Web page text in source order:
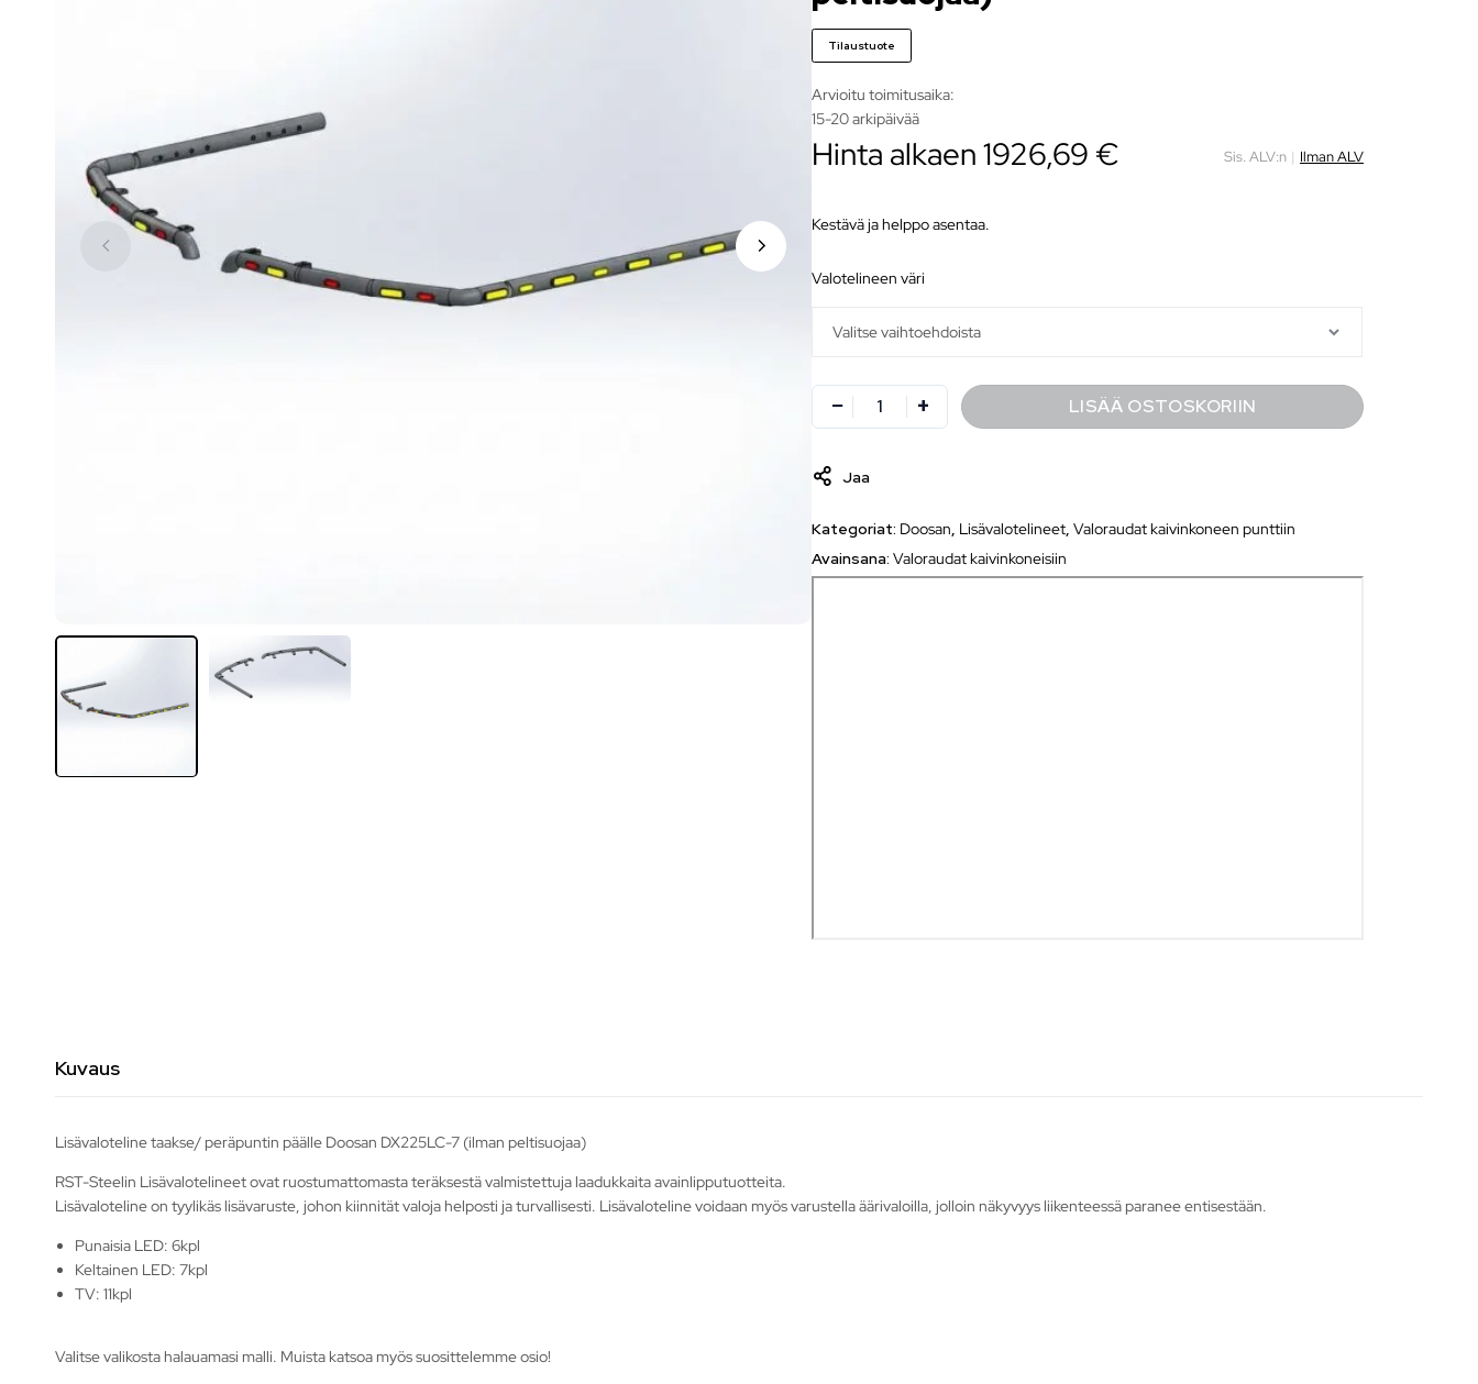
Tilaustuote
Arvioitu toimitusaika:
15-20 arkipäivää
Hinta alkaen 1926,69 € Sis. ALV:n | Ilman ALV
Kestävä ja helppo asentaa.
valotelineen väri
LISÄÄ OSTOSKORIIN
Jaa
Kategoriat: Doosan Lisävalotelineet ,Valoraudat kaivinkoneen punttiin
Avainsana:Valoraudat kaivinkoneisiin
Kuvaus
Lisävaloteline taakse/ peräpuntin päälle Doosan DX225LC-7 (ilman peltisuojaa)
RST-Steelin Lisävalotelineet ovat ruostumattomasta teräksestä valmistettuja laadukkaita avainlipputuotteita.
Lisävaloteline on tyylikäs lisävaruste, johon kiinnität valoja helposti ja turvallisesti. Lisävaloteline voidaan myös varustella äärivaloilla, jolloin näkyvyys liikenteessä paranee entisestään.
Punaisia LED: 6kpl
Keltainen LED: 7kpl
TV: 11kpl
Valitse valikosta halauamasi malli. Muista katsoa myös suosittelemme osio!